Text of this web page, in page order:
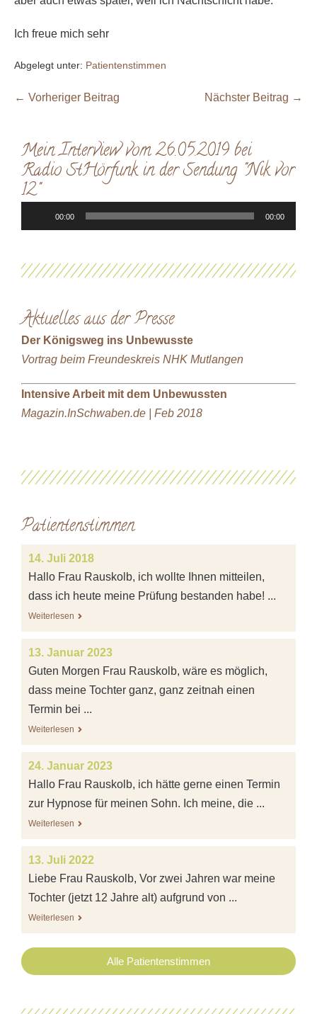
Ich freue mich sehr
Abgelegt unter: Patientenstimmen
← Vorheriger Beitrag Nächster Beitrag →
Mein Interview vom 26.05.2019 bei
Radio StHörfunk in der Sendung "Nik vor
12"
Player
00:00 00:00
Aktuelles aus der Presse
Der Königsweg ins Unbewusste
Vortrag beim Freundeskreis NHK Mutlangen
Intensive Arbeit mit dem Unbewussten
Magazin.InSchwaben.de | Feb 2018
Patientenstimmen
14. Juli 2018
Hallo Frau Rauskolb, ich wollte Ihnen mitteilen,
dass ich heute meine Prüfung bestanden habe! ...
Weiterlesen
13. Januar 2023
Guten Morgen Frau Rauskolb, wäre es möglich,
dass meine Tochter ganz, ganz zeitnah einen
Termin bei ...
Weiterlesen
24. Januar 2023
Hallo Frau Rauskolb, ich hätte gerne einen Termin
zur Hypnose für meinen Sohn. Ich meine, die ...
Weiterlesen
13. Juli 2022
Liebe Frau Rauskolb, Vor zwei Jahren war meine
Tochter (jetzt 12 Jahre alt) aufgrund von ...
Weiterlesen
Alle Patientenstimmen